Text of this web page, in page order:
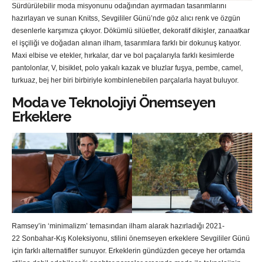
Sürdürülebilir moda misyonunu odağından ayırmadan tasarımlarını
hazırlayan ve sunan Knitss, Sevgililer Günü’nde göz alıcı renk ve özgün
desenlerle karşımıza çıkıyor. Dökümlü silüetler, dekoratif dikişler, zanaatkar
el işçiliği ve doğadan alınan ilham, tasarımlara farklı bir dokunuş katıyor.
Maxi elbise ve etekler, hırkalar, dar ve bol paçalarıyla farklı kesimlerde
pantolonlar, V, bisiklet, polo yakalı kazak ve bluzlar fuşya, pembe, camel,
turkuaz, bej her biri birbiriyle kombinlenebilen parçalarla hayat buluyor.
Moda ve Teknolojiyi Önemseyen
Erkeklere
Ramsey’in ‘minimalizm’ temasından ilham alarak hazırladığı 2021-
22 Sonbahar-Kış Koleksiyonu, stilini önemseyen erkeklere Sevgililer Günü
için farklı alternatifler sunuyor. Erkeklerin gündüzden geceye her ortamda